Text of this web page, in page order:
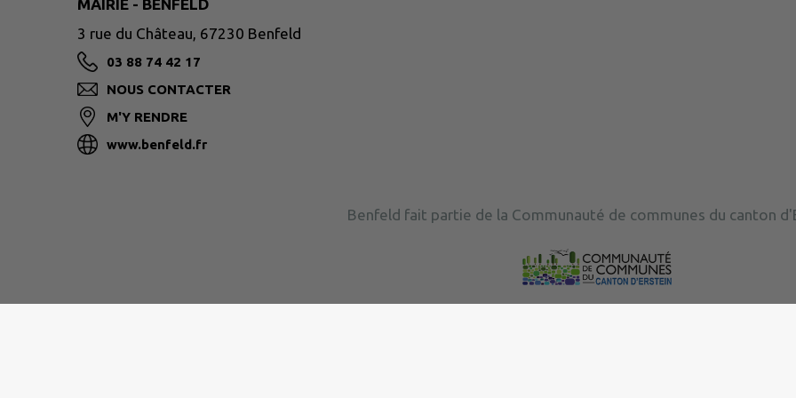
MAIRIE - BENFELD
3 rue du Château, 67230 Benfeld
03 88 74 42 17
NOUS CONTACTER
M'Y RENDRE
www.benfeld.fr
Benfeld fait partie de la Communauté de communes du canton